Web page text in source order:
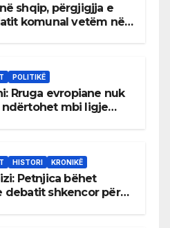
shqip, përgjigjja e
komunal vetëm në
POLITIKË
Rruga evropiane nuk
mbi ligje
HISTORI KRONIKË
Petnjica bëhet
debatit shkencor për